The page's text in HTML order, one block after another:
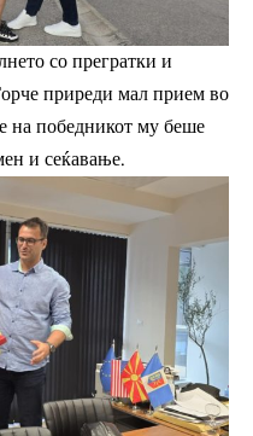
со прегратки и
приреди мал прием во
на победникот му беше
и сеќавање.